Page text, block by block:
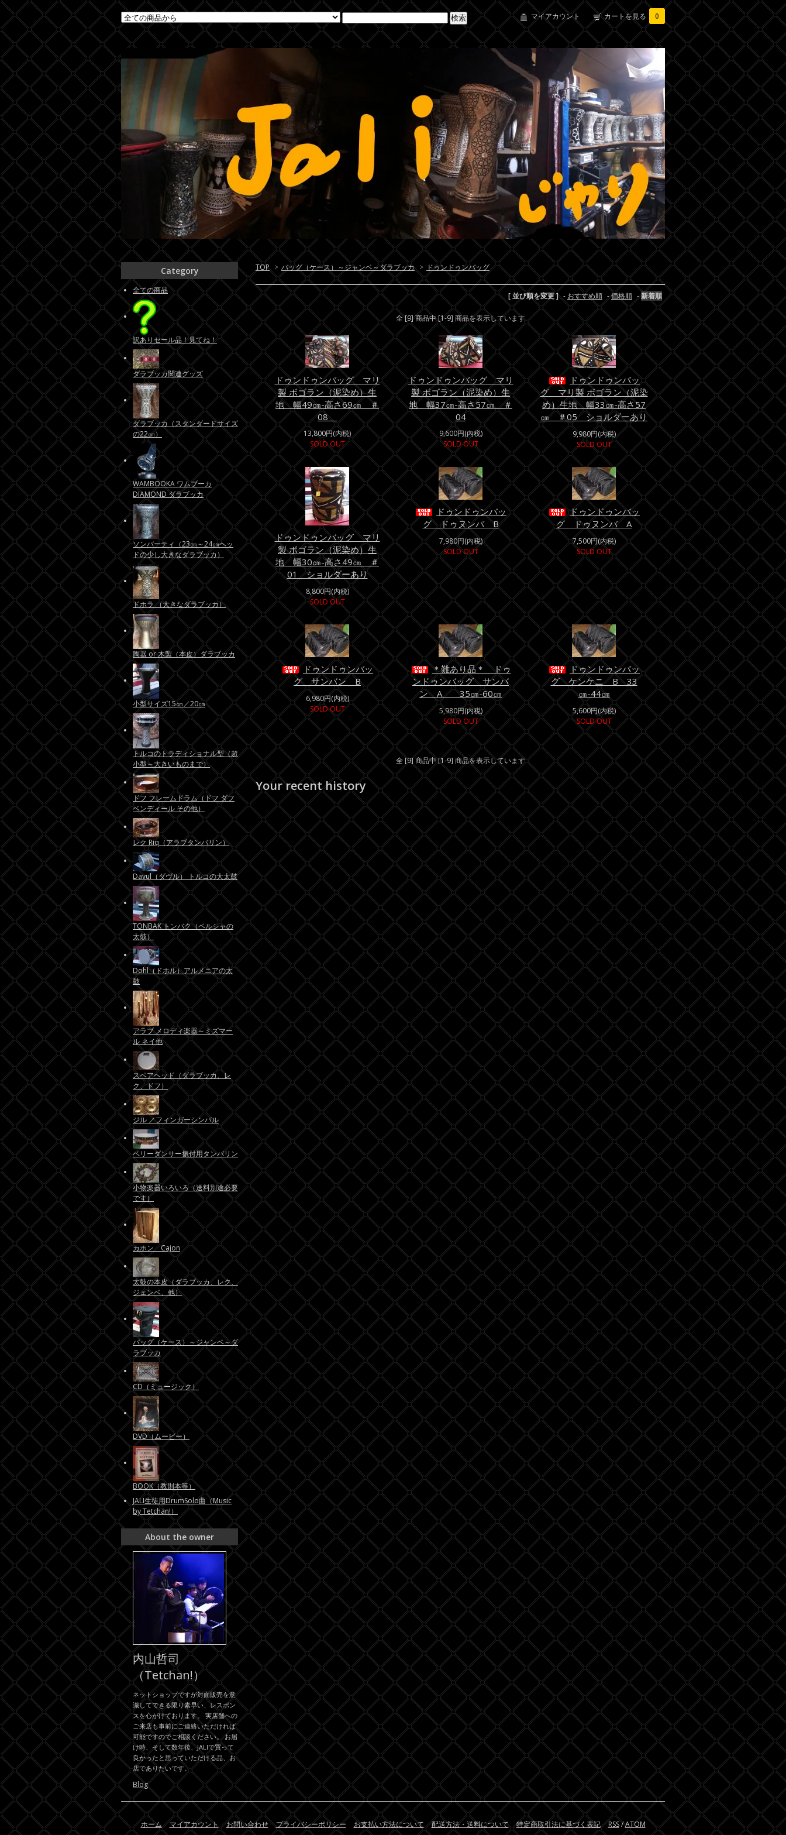
マイアカウント カートを見る 0
TOP > バッグ（ケース）～ジャンベ～ダラブッカ > ドゥンドゥンバッグ
[ 並び順を変更 ] - おすすめ順 -価格順 -新着順
全 [9] 商品中 [1-9] 商品を表示しています
ドゥンドゥンバッグ マリ
製 ボゴラン（泥染め）生
地 幅49㎝-高さ69㎝ ＃
08
13,800円(内税)
SOLD OUT
ドゥンドゥンバッグ マリ
製 ボゴラン（泥染め）生
地 幅37㎝-高さ57㎝ ＃
04
9,600円(内税)
SOLD OUT
ドゥンドゥンバッ
グ マリ製 ボゴラン（泥染
め）生地 幅33㎝-高さ57
㎝ ＃05 ショルダーあり
9,980円(内税)
SOLD OUT
ドゥンドゥンバッグ マリ
製 ボゴラン（泥染め）生
地 幅30㎝-高さ49㎝ ＃
01 ショルダーあり
8,800円(内税)
SOLD OUT
ドゥンドゥンバッ
グ ドゥヌンバ B
7,980円(内税)
SOLD OUT
ドゥンドゥンバッ
グ ドゥヌンバ A
7,500円(内税)
SOLD OUT
ドゥンドゥンバッ
グ サンバン B
6,980円(内税)
SOLD OUT
＊難あり品＊ ドゥ
ンドゥンバッグ サンバ
ン A 35㎝-60㎝
5,980円(内税)
SOLD OUT
ドゥンドゥンバッ
グ ケンケニ B 33
㎝-44㎝
5,600円(内税)
SOLD OUT
全 [9] 商品中 [1-9] 商品を表示しています
Your recent history
Category
全ての商品
訳ありセール品！見てね！
ダラブッカ関連グッズ
ダラブッカ（スタンダードサイズ
の22㎝）
WAMBOOKA ワムブーカ
DIAMOND ダラブッカ
ソンバーティ（23㎝～24㎝ヘッ
ドの少し大きなダラブッカ）
ドホラ （大きなダラブッカ）
陶器 or 木製（本皮）ダラブッカ
小型サイズ15㎝／20㎝
トルコのトラディショナル型（超
小型～大きいものまで）
ドフ フレームドラム（ドフ ダフ
ベンディール その他）
レク Riq（アラブタンバリン）
Davul（ダヴル） トルコの大太鼓
TONBAK トンバク（ペルシャの
太鼓）
Dohl（ドホル）アルメニアの太
鼓
アラブ メロディ楽器～ミズマー
ル ネイ他
スペアヘッド（ダラブッカ、レ
ク、ドフ）
ジル ／フィンガーシンバル
ベリーダンサー振付用タンバリン
小物楽器いろいろ（送料別途必要
です）
カホン Cajon
太鼓の本皮（ダラブッカ、レク、
ジェンベ、他）
バッグ（ケース）～ジャンベ～ダ
ラブッカ
CD（ミュージック）
DVD（ムービー）
BOOK（教則本等）
JALI生徒用DrumSolo曲（Music
by Tetchan!）
About the owner
内山哲司
（Tetchan!）
ネットショップですが対面販売を意
識してできる限り素早い、レスポン
スを心がけております。 実店舗への
ご来店も事前にご連絡いただければ
可能ですのでご相談ください。 お届
け時、そして数年後、JALIで買って
良かったと思っていただける品、お
店でありたいです。
Blog
ホーム マイアカウント お問い合わせ プライバシーポリシー お支払い方法について 配送方法・送料について 特定商取引法に基づく表記 RSS/ATOM